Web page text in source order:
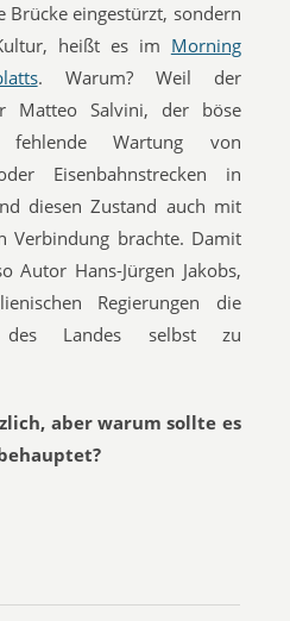
Brücke eingestürzt, sondern
heißt es im Morning
. Warum? Weil der
Matteo Salvini, der böse
Wartung von
Eisenbahnstrecken in
diesen Zustand auch mit
Verbindung brachte. Damit
Autor Hans-Jürgen Jakobs,
Regierungen die
des Landes selbst zu
aber warum sollte es